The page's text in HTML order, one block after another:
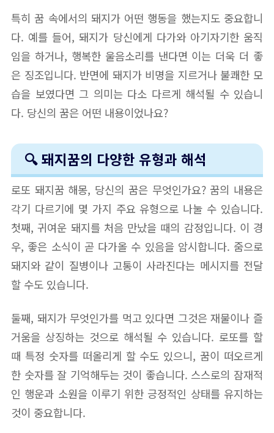
특히 꿈 속에서의 돼지가 어떤 행동을 했는지도 중요합니
다. 예를 들어, 돼지가 당신에게 다가와 아기자기한 움직
임을 하거나, 행복한 울음소리를 낸다면 이는 더욱 더 좋
은 징조입니다. 반면에 돼지가 비명을 지르거나 불쾌한 모
습을 보였다면 그 의미는 다소 다르게 해석될 수 있습니
다. 당신의 꿈은 어떤 내용이었나요?
🔍 돼지꿈의 다양한 유형과 해석
로또 돼지꿈 해몽, 당신의 꿈은 무엇인가요? 꿈의 내용은
각기 다르기에 몇 가지 주요 유형으로 나눌 수 있습니다.
첫째, 귀여운 돼지를 처음 만났을 때의 감정입니다. 이 경
우, 좋은 소식이 곧 다가올 수 있음을 암시합니다. 줌으로
돼지와 같이 질병이나 고통이 사라진다는 메시지를 전달
할 수도 있습니다.
둘째, 돼지가 무엇인가를 먹고 있다면 그것은 재물이나 즐
거움을 상징하는 것으로 해석될 수 있습니다. 로또를 할
때 특정 숫자를 떠올리게 할 수도 있으니, 꿈이 떠오르게
한 숫자를 잘 기억해두는 것이 좋습니다. 스스로의 잠재적
인 행운과 소원을 이루기 위한 긍정적인 상태를 유지하는
것이 중요합니다.